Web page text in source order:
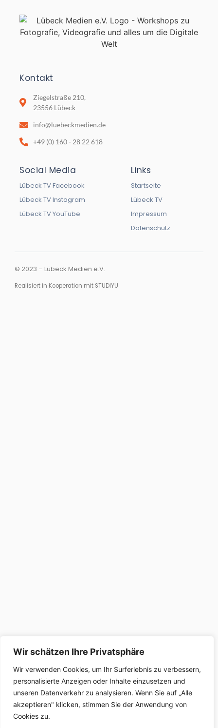
Wir schätzen Ihre Privatsphäre
Wir verwenden Cookies, um Ihr Surferlebnis zu verbessern,
personalisierte Anzeigen oder Inhalte einzusetzen und
unseren Datenverkehr zu analysieren. Wenn Sie auf „Alle
akzeptieren" klicken, stimmen Sie der Anwendung von
Cookies zu.
Kontakt
Ziegelstraße 210,
23556 Lübeck
info@luebeckmedien.de
+49 (0) 160 - 28 22 618
Social Media
Lübeck TV Facebook
Lübeck TV Instagram
Lübeck TV YouTube
Links
Startseite
Lübeck TV
Impressum
Datenschutz
© 2023 – Lübeck Medien e.V.
Realisiert in Kooperation mit STUDIYU